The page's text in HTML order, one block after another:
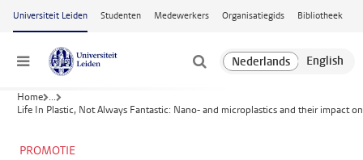
Ga naar hoofdinhoud
Universiteit Leiden Studenten Medewerkers Organisatiegids Bibliotheek
Menu
Home ...
Life In Plastic, Not Always Fantastic: Nano- and microplastics and their impact
PROMOTIE